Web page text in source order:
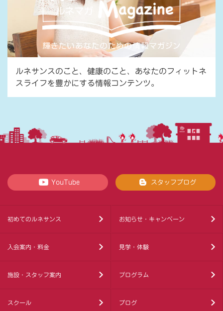
ルネサンスのこと、健康のこと、あなたのフィットネ
スライフを豊かにする情報コンテンツ。
YouTube スタッフブログ
初めてのルネサンス お知らせ・キャンペーン
入会案内・料金 見学・体験
施設・スタッフ案内 プログラム
スクール ブログ